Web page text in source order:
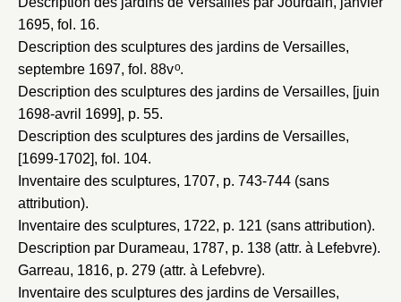
1695, fol. 16.
Description des sculptures des jardins de Versailles,
septembre 1697, fol. 88vo.
Description des sculptures des jardins de Versailles, [juin
1698-avril 1699], p. 55.
Description des sculptures des jardins de Versailles,
[1699-1702], fol. 104.
Inventaire des sculptures, 1707, p. 743-744 (sans
attribution).
Inventaire des sculptures, 1722, p. 121 (sans attribution).
Description par Durameau, 1787, p. 138 (attr. à Lefebvre).
Garreau, 1816, p. 279 (attr. à Lefebvre).
Inventaire des sculptures des jardins de Versailles,